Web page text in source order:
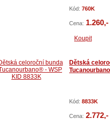
Kód: 760K
Cena:
Koupit
Dětská
Kód: 8833K
Cena: